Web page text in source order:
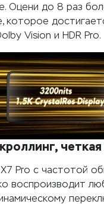
Оцени до 8 раз
которое
Vision и HDR Pro.
четкая
Pro с частотой
воспроизводит